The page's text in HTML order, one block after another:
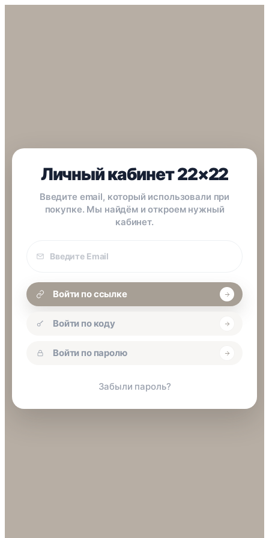
Личный кабинет 22×22
Введите email, который использовали при
покупке. Мы найдём и откроем нужный
кабинет.
покупки
Войти по ссылке
Войти по коду
Войти по паролю
Забыли пароль?